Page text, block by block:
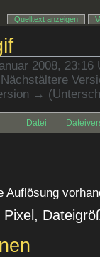
2008, 23:16
→
Datei
Auflösung
Pixel,
Quelltext anzeigen